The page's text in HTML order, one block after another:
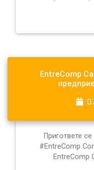
EntreComp
Пригответе
#EntreComp
EntreComp